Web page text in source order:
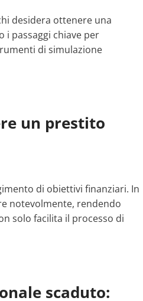
desidera ottenere una
passaggi chiave per
di simulazione
un prestito
di obiettivi finanziari. In
notevolmente, rendendo
solo facilita il processo di
scaduto: